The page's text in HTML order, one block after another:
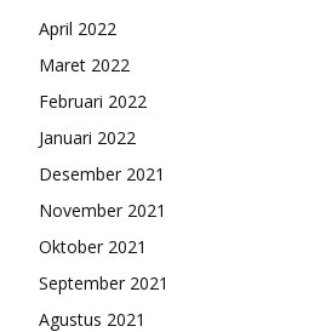
April 2022
Maret 2022
Februari 2022
Januari 2022
Desember 2021
November 2021
Oktober 2021
September 2021
Agustus 2021